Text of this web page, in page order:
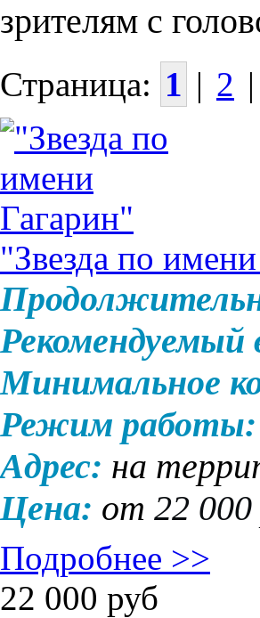
зрителям с
Страница: 1 | 2 |
"Звезда по
Рекомендуемый
Минимальное
Режим работы:
Адрес: на
Цена: от 22 000
Подробнее >>
22 000 руб